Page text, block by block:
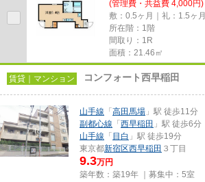
(管理費・共益費 4,000円)
敷：0.5ヶ月｜礼：1.5ヶ月
所在階：1階
間取り：1R
面積：21.46㎡
賃貸｜マンション コンフォート西早稲田
山手線 「 高田馬場 」駅 徒歩11分
副都心線 「 西早稲田 」駅 徒歩6分
山手線 「 目白 」駅 徒歩19分
東京都新宿区西早稲田 ３丁目
9.3万円
築年数：築19年 ｜募集中： 5室